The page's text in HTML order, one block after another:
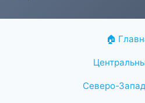
🏠
Северо-